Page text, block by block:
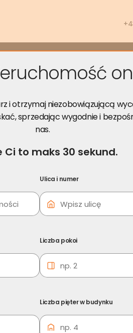
za darmo Opinie Poradnik
konsultacji!
i otrzymaj niezobowiązującą
sprzedając wygodnie i
nas.
Ci to maks 30 sekund.
Ulica i numer
Liczba pokoi
Liczba pięter w budynku